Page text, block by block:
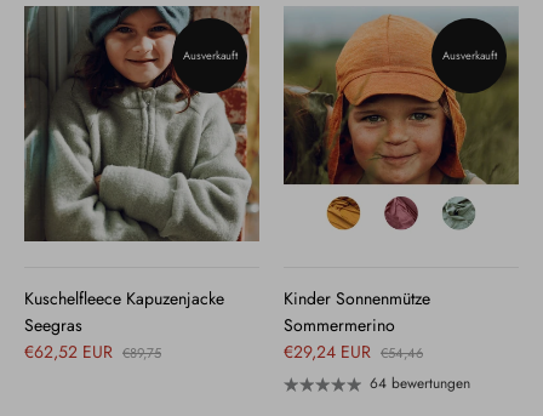
Ausverkauft
Kuschelfleece Kapuzenjacke
Seegras
€62,52 EUR €89,75
Ausverkauft
Kinder Sonnenmütze
Sommermerino
€29,24 EUR €54,46
64 bewertungen